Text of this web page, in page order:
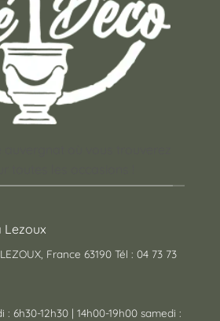
Lezoux
France 63190 Tél : 04 73 73
6h30-12h30 | 14h00-19h00 samedi :